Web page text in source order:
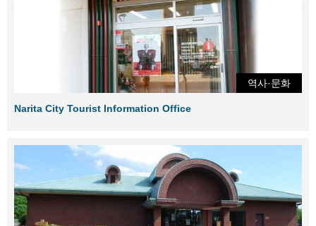
역사·문화
Narita City Tourist Information Office